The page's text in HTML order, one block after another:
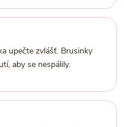
upečte zvlášť. Brusinky
aby se nespálily.